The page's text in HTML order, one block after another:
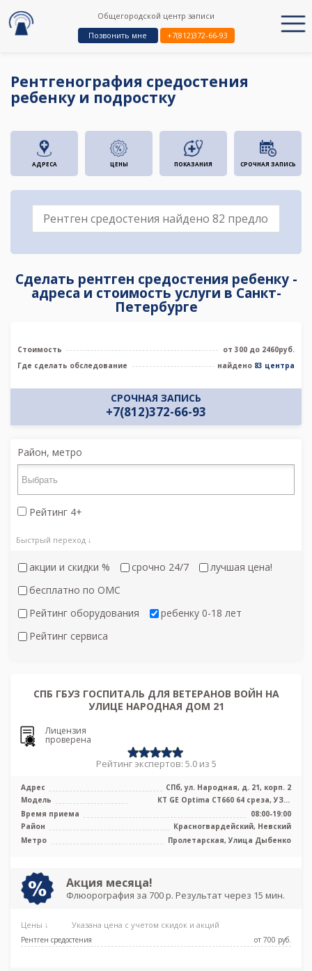
Общегородской центр записи
Позвонить мне
+7(812)372-66-93
Рентгенография средостения
ребенку и подростку
АДРЕСА ЦЕНЫ ПОКАЗАНИЯ СРОЧНАЯ ЗАПИСЬ
Сделать рентген средостения ребенку -
адреса и стоимость услуги в Санкт-
Петербурге
Стоимость
от 300 до 2460руб.
Где сделать обследование
найдено 83 центра
СРОЧНАЯ ЗАПИСЬ
+7(812)372-66-93
Район, метро
Рейтинг 4+
Быстрый переход ↓
акции и скидки % срочно 24/7
лучшая цена!
бесплатно по ОМС
Рейтинг оборудования
ребенку 0-18 лет
Рейтинг сервиса
СПБ ГБУЗ ГОСПИТАЛЬ ДЛЯ ВЕТЕРАНОВ ВОЙН НА
УЛИЦЕ НАРОДНАЯ ДОМ 21
Лицензия
проверена
Рейтинг экспертов: 5.0 из 5
Адрес
СПб, ул. Народная, д. 21, корп. 2
Модель
КТ GE Optima CT660 64 среза, УЗИ,
Время приема
08:00-19:00
Район
Красногвардейский, Невский
Метро
Пролетарская, Улица Дыбенко
Акция месяца!
Флюорография за 700 р. Результат через 15 мин.
Цены ↓ Указана цена с учетом скидок и акций
Рентген средостения от 700 pуб.